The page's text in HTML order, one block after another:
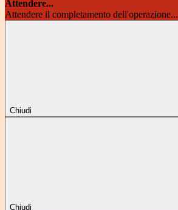
Attendere...
Attendere il completamento dell'operazione...
Chiudi
Chiudi